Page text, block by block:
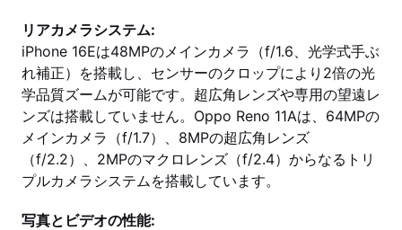
リアカメラシステム:
iPhone 16Eは48MPのメインカメラ（f/1.6、光学式手ぶ
れ補正）を搭載し、センサーのクロップにより2倍の光
学品質ズームが可能です。超広角レンズや専用の望遠レ
ンズは搭載していません。Oppo Reno 11Aは、64MPの
メインカメラ（f/1.7）、8MPの超広角レンズ
（f/2.2）、2MPのマクロレンズ（f/2.4）からなるトリ
プルカメラシステムを搭載しています。
写真とビデオの性能: